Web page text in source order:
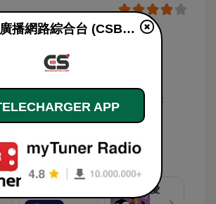
活
聲廣播網路綜合台 (CSBC
小
愛
上
正聲廣播網路綜合台 (CSBC Life) en ligne
APP